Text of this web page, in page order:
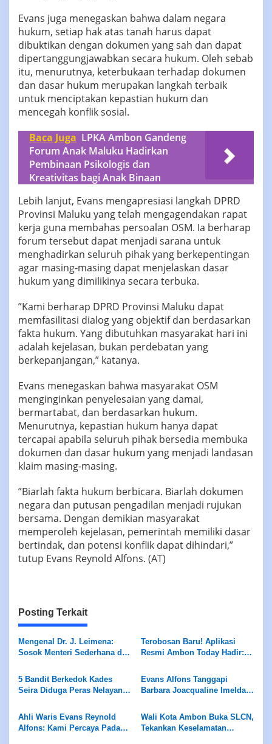
‎‎Evans juga menegaskan bahwa dalam negara
hukum, setiap hak atas tanah harus dapat
dibuktikan dengan dokumen yang sah dan dapat
dipertanggungjawabkan secara hukum. Oleh sebab
itu, menurutnya, keterbukaan terhadap dokumen
dan dasar hukum merupakan langkah terbaik
untuk menciptakan kepastian hukum dan
mencegah konflik sosial.
Baca Juga LPKA Ambon Gandeng
Forum Anak Maluku Hadirkan
Pembinaan Psikologis dan
Kreativitas bagi Anak Binaan
‎‎Lebih lanjut, Evans mengapresiasi langkah DPRD
Provinsi Maluku yang telah mengagendakan rapat
kerja guna membahas persoalan OSM. Ia berharap
forum tersebut dapat menjadi sarana untuk
menghadirkan seluruh pihak yang berkepentingan
agar masing-masing dapat menjelaskan dasar
hukum yang dimilikinya secara terbuka.
‎‎”Kami berharap DPRD Provinsi Maluku dapat
memfasilitasi dialog yang objektif dan berdasarkan
fakta hukum. Yang dibutuhkan masyarakat hari ini
adalah kejelasan, bukan perdebatan yang
berkepanjangan,” katanya.
‎‎Evans menegaskan bahwa masyarakat OSM
menginginkan penyelesaian yang damai,
bermartabat, dan berdasarkan hukum.
Menurutnya, kepastian hukum hanya dapat
tercapai apabila seluruh pihak bersedia membuka
dokumen dan dasar hukum yang menjadi landasan
klaim masing-masing.
‎‎”Biarlah fakta hukum berbicara. Biarlah dokumen
negara dan putusan pengadilan menjadi rujukan
bersama. Dengan demikian masyarakat
memperoleh kejelasan, pemerintah memiliki dasar
bertindak, dan potensi konflik dapat dihindari,”
tutup Evans Reynold Alfons. (AT)
Posting Terkait
Mengenal Dr. J. Leimena:
Sosok Menteri Sederhana di
Indonesia
Terobosan Baru! Aplikasi
Resmi Ambon Today Hadir:
Sekaligus Platform E-
Commerce dalam Satu
Genggaman
5 Bandit Berkedok Kades
Seira Diduga Peras Nelayan
Evans Alfons Tanggapi
Barbara Joacqualine Imelda
Waris dan Putusan
Pengadilan
Ahli Waris Evans Reynold
Alfons: Kami Percaya Pada
Wali Kota Ambon Buka SLCN,
Tekankan Keselamatan